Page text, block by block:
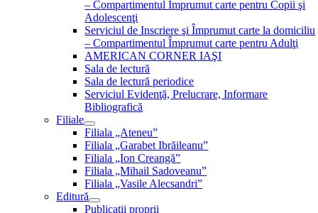
– Compartimentul Împrumut carte pentru Copii şi
Adolescenţi
Serviciul de Inscriere şi Împrumut carte la domiciliu
– Compartimentul Împrumut carte pentru Adulţi
AMERICAN CORNER IAŞI
Sala de lectură
Sala de lectură periodice
Serviciul Evidenţă, Prelucrare, Informare
Bibliografică
Filiale
Filiala „Ateneu”
Filiala „Garabet Ibrăileanu”
Filiala „Ion Creangă”
Filiala „Mihail Sadoveanu”
Filiala „Vasile Alecsandri”
Editură
Publicații proprii